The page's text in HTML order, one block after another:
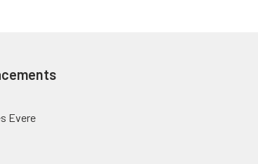
Evere